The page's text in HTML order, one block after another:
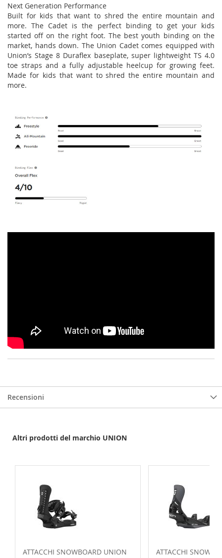
Next Generation Performance
Built for kids that want to shred the entire mountain and
more. The Cadet is the perfect binding to get your kids
started off on the right foot. The best youth binding on the
market, hands down. The Union Cadet comes equipped with
Union’s Stage 8 Duraflex baseplate, super lightweight TS 4.0
toe straps and a fully adjustable heelcup for growing feet.
Made for kids that want to shred the entire mountain and
more.
Recensioni
Altri prodotti del marchio UNION
ATTACCHI SNOWBOARD UNION
ATTACCHI